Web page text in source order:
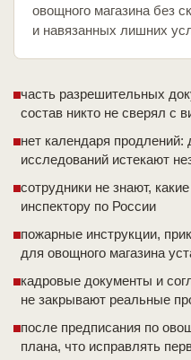
овощного магазина без
и навязанных лишних
часть разрешительных
состав никто не сверял с
нет календаря продлений:
исследований истекают
сотрудники не знают,
инспектору по России
пожарные инструкции,
для овощного магазина
кадровые документы и
не закрывают реальные
после предписания по
плана, что исправлять